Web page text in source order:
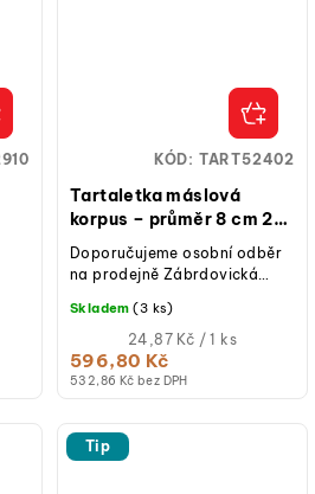
Tartaletka máslová
korpus – průměr 8 cm 24
ks
532,86 Kč bez DPH
596,80 Kč
Měrná
cena:
(jednotková
24,87 Kč / 1 ks
Skladem (3 ks)
Doporučujeme osobní odběr
na prodejně Zábrdovická
tartaletek jsou křehké. Pokud
si zákazník...
KÓD: TART52402
Tip